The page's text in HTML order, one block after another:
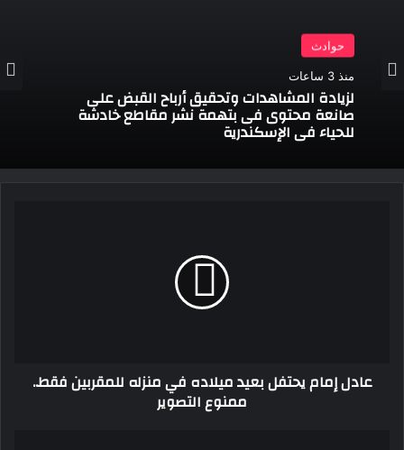
حوادث
منذ 3 ساعات
لزيادة المشاهدات وتحقيق أرباح القبض على
صانعة محتوى فى بتهمة نشر مقاطع خادشة
للحياء فى الإسكندرية
ممنوععادل إمام يحتفل بعيد ميلاده في منزله للمقربين فقط..
ممنوع التصوير